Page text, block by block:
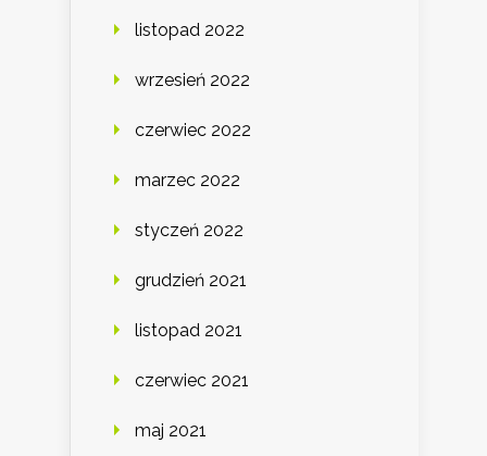
listopad 2022
wrzesień 2022
czerwiec 2022
marzec 2022
styczeń 2022
grudzień 2021
listopad 2021
czerwiec 2021
maj 2021